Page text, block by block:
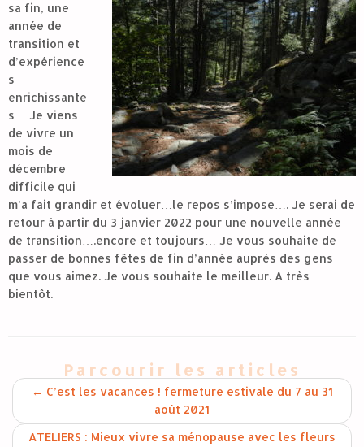
sa fin, une
année de
transition et
d’expérience
s
enrichissante
s… Je viens
de vivre un
mois de
décembre
difficile qui
m’a fait grandir et évoluer…le repos s’impose…. Je serai de
retour à partir du 3 janvier 2022 pour une nouvelle année
de transition….encore et toujours… Je vous souhaite de
passer de bonnes fêtes de fin d’année auprès des gens
que vous aimez. Je vous souhaite le meilleur. A très
bientôt.
Parcourir les articles
← C’est les vacances ! fermeture estivale du 7 au 31
août 2021
ATELIERS : Mieux vivre sa ménopause avec les fleurs